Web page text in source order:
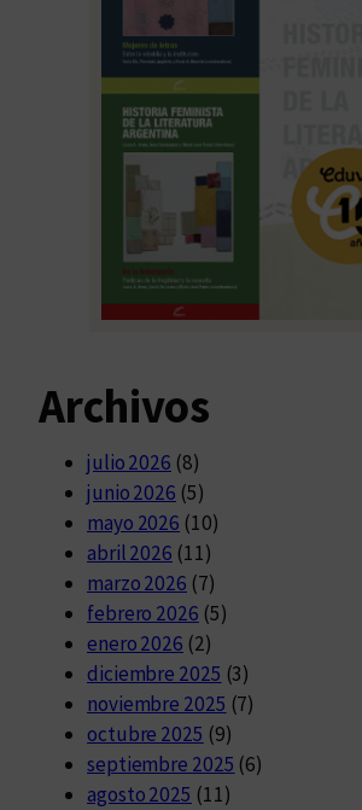
Archivos
julio 2026 (8)
junio 2026 (5)
mayo 2026 (10)
abril 2026 (11)
marzo 2026 (7)
febrero 2026 (5)
enero 2026 (2)
diciembre 2025 (3)
noviembre 2025 (7)
octubre 2025 (9)
septiembre 2025 (6)
agosto 2025 (11)